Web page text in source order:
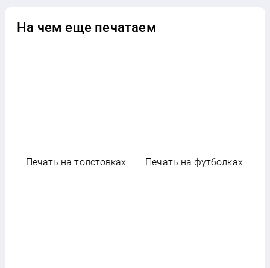
На чем еще печатаем
Печать на толстовках Печать на футболках